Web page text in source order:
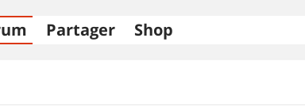
Partager Shop